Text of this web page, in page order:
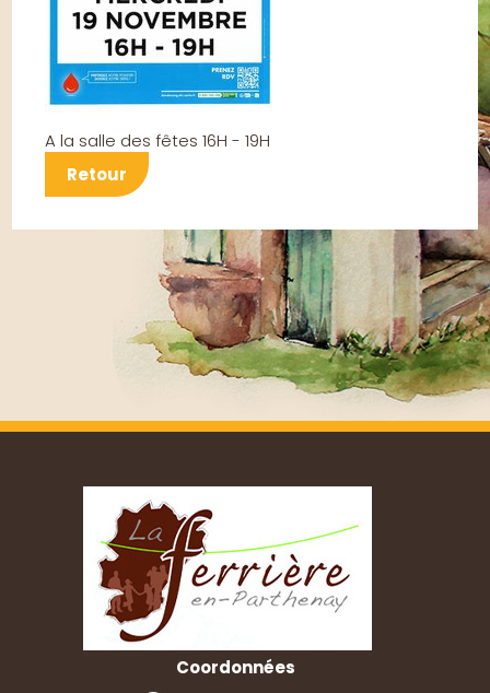
A la salle des fêtes 16H - 19H
Retour
Coordonnées